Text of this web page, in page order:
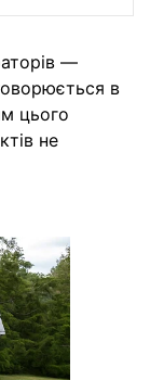
—
в
цього
не